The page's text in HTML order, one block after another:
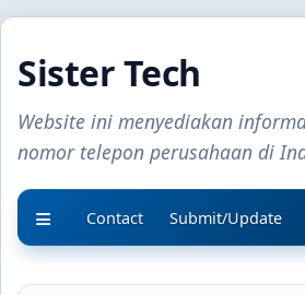
Sister Tech
Website ini menyediakan
nomor telepon perusahaan di
Contact Submit/Update